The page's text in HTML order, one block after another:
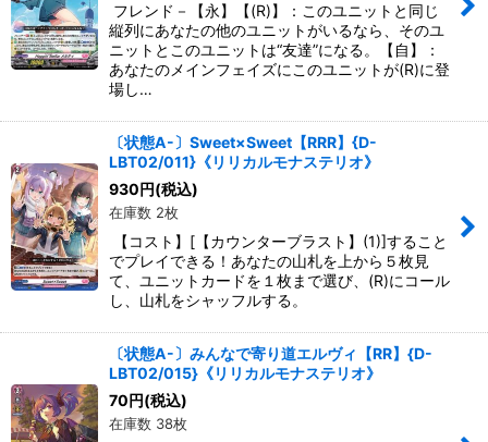
フレンド－【永】【(R)】：このユニットと同じ
縦列にあなたの他のユニットがいるなら、そのユ
ニットとこのユニットは“友達”になる。【自】：
あなたのメインフェイズにこのユニットが(R)に登
場し…
〔状態A-〕Sweet×Sweet【RRR】{D-
LBT02/011}《リリカルモナステリオ》
930円(税込)
在庫数 2枚
【コスト】[【カウンターブラスト】(1)]すること
でプレイできる！あなたの山札を上から５枚見
て、ユニットカードを１枚まで選び、(R)にコール
し、山札をシャッフルする。
〔状態A-〕みんなで寄り道エルヴィ【RR】{D-
LBT02/015}《リリカルモナステリオ》
70円(税込)
在庫数 38枚